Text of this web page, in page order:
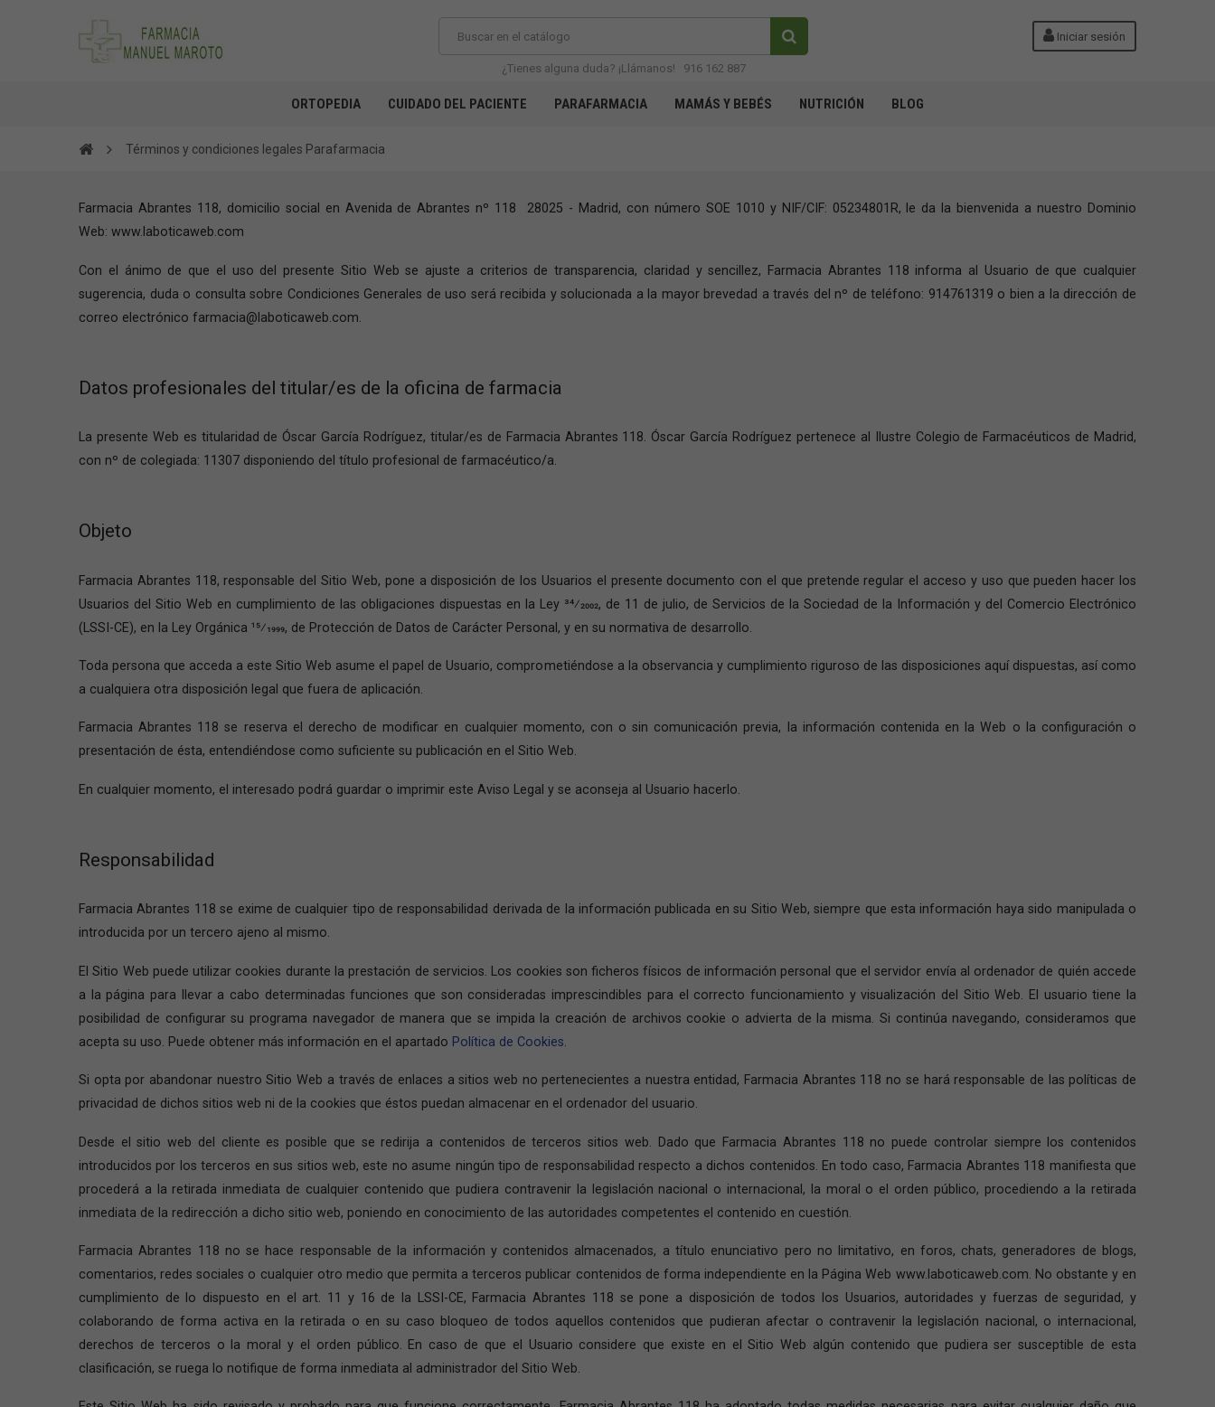
Iniciar sesión
¿Tienes alguna duda? ¡Llámanos! 916 162 887
ORTOPEDIA CUIDADO DEL PACIENTE PARAFARMACIA MAMÁS Y BEBÉS NUTRICIÓN BLOG
Términos y condiciones legales Parafarmacia
Farmacia Abrantes 118, domicilio social en Avenida de Abrantes nº 118 28025 - Madrid, con número SOE 1010 y NIF/CIF: 05234801R, le da la bienvenida a nuestro Dominio
Web: www.laboticaweb.com
Con el ánimo de que el uso del presente Sitio Web se ajuste a criterios de transparencia, claridad y sencillez, Farmacia Abrantes 118 informa al Usuario de que cualquier
sugerencia, duda o consulta sobre Condiciones Generales de uso será recibida y solucionada a la mayor brevedad a través del nº de teléfono: 914761319 o bien a la dirección de
correo electrónico farmacia@laboticaweb.com.
Datos profesionales del titular/es de la oficina de farmacia
La presente Web es titularidad de Óscar García Rodríguez, titular/es de Farmacia Abrantes 118. Óscar García Rodríguez pertenece al Ilustre Colegio de Farmacéuticos de Madrid,
con nº de colegiada: 11307 disponiendo del título profesional de farmacéutico/a.
Objeto
Farmacia Abrantes 118, responsable del Sitio Web, pone a disposición de los Usuarios el presente documento con el que pretende regular el acceso y uso que pueden hacer los
Usuarios del Sitio Web en cumplimiento de las obligaciones dispuestas en la Ley 34⁄2002, de 11 de julio, de Servicios de la Sociedad de la Información y del Comercio Electrónico
(LSSI-CE), en la Ley Orgánica 15⁄1999, de Protección de Datos de Carácter Personal, y en su normativa de desarrollo.
Toda persona que acceda a este Sitio Web asume el papel de Usuario, comprometiéndose a la observancia y cumplimiento riguroso de las disposiciones aquí dispuestas, así como
a cualquiera otra disposición legal que fuera de aplicación.
Farmacia Abrantes 118 se reserva el derecho de modificar en cualquier momento, con o sin comunicación previa, la información contenida en la Web o la configuración o
presentación de ésta, entendiéndose como suficiente su publicación en el Sitio Web.
En cualquier momento, el interesado podrá guardar o imprimir este Aviso Legal y se aconseja al Usuario hacerlo.
Responsabilidad
Farmacia Abrantes 118 se exime de cualquier tipo de responsabilidad derivada de la información publicada en su Sitio Web, siempre que esta información haya sido manipulada o
introducida por un tercero ajeno al mismo.
El Sitio Web puede utilizar cookies durante la prestación de servicios. Los cookies son ficheros físicos de información personal que el servidor envía al ordenador de quién accede
a la página para llevar a cabo determinadas funciones que son consideradas imprescindibles para el correcto funcionamiento y visualización del Sitio Web. El usuario tiene la
posibilidad de configurar su programa navegador de manera que se impida la creación de archivos cookie o advierta de la misma. Si continúa navegando, consideramos que
acepta su uso. Puede obtener más información en el apartado Política de Cookies
Si opta por abandonar nuestro Sitio Web a través de enlaces a sitios web no pertenecientes a nuestra entidad, Farmacia Abrantes 118 no se hará responsable de las políticas de
privacidad de dichos sitios web ni de la cookies que éstos puedan almacenar en el ordenador del usuario.
Desde el sitio web del cliente es posible que se redirija a contenidos de terceros sitios web. Dado que Farmacia Abrantes 118 no puede controlar siempre los contenidos
introducidos por los terceros en sus sitios web, este no asume ningún tipo de responsabilidad respecto a dichos contenidos. En todo caso, Farmacia Abrantes 118 manifiesta que
procederá a la retirada inmediata de cualquier contenido que pudiera contravenir la legislación nacional o internacional, la moral o el orden público, procediendo a la retirada
inmediata de la redirección a dicho sitio web, poniendo en conocimiento de las autoridades competentes el contenido en cuestión.
Farmacia Abrantes 118 no se hace responsable de la información y contenidos almacenados, a título enunciativo pero no limitativo, en foros, chats, generadores de blogs,
comentarios, redes sociales o cualquier otro medio que permita a terceros publicar contenidos de forma independiente en la Página Web www.laboticaweb.com. No obstante y en
cumplimiento de lo dispuesto en el art. 11 y 16 de la LSSI-CE, Farmacia Abrantes 118 se pone a disposición de todos los Usuarios, autoridades y fuerzas de seguridad, y
colaborando de forma activa en la retirada o en su caso bloqueo de todos aquellos contenidos que pudieran afectar o contravenir la legislación nacional, o internacional,
derechos de terceros o la moral y el orden público. En caso de que el Usuario considere que existe en el Sitio Web algún contenido que pudiera ser susceptible de esta
clasificación, se ruega lo notifique de forma inmediata al administrador del Sitio Web.